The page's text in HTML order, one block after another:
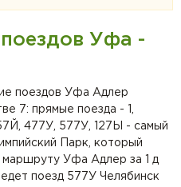
Уфа -
поездов Уфа Адлер
7: прямые поезда - 1,
477У, 577У, 127Ы - самый
Парк, который
маршруту Уфа Адлер за 1 д
поезд 577У Челябинск